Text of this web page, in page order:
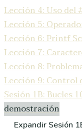
Lección 4: Uso del
Lección 5:
Lección 6: Printf
Lección 7:
Lección 8:
Lección 9: Control
Sesión 1B: Bucles
demostración
Expandir Sesión